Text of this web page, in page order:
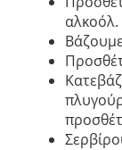
αλκοόλ.